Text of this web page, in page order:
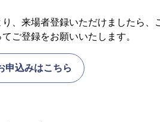
、来場者登録いただけましたら、
てご登録をお願いいたします。
申込みはこちら